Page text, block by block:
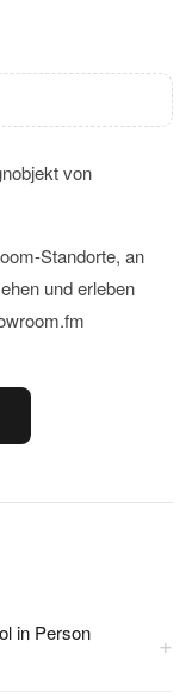
von
Standorte, an
und erleben
in Person
+